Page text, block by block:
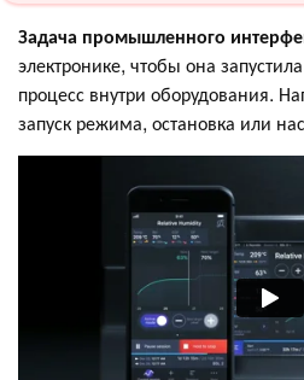
Задача промышленного
электронике, чтобы она
процесс внутри оборудования.
запуск режима, остановка или